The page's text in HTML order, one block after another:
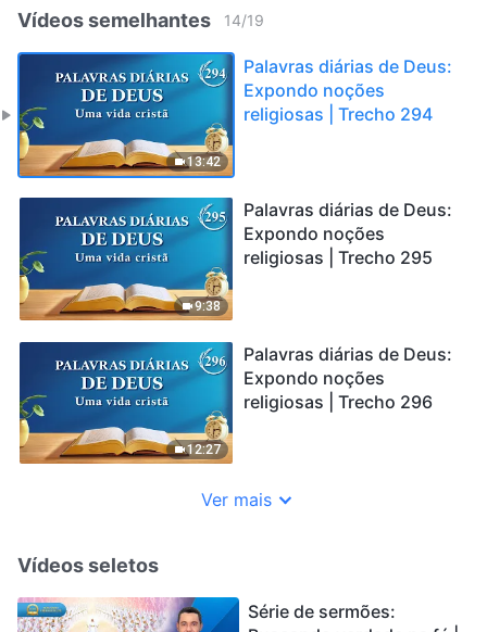
Vídeos semelhantes 14/19
13:42
Palavras diárias de Deus:
Expondo noções
religiosas | Trecho 294
9:38
Palavras diárias de Deus:
Expondo noções
religiosas | Trecho 295
12:27
Palavras diárias de Deus:
Expondo noções
religiosas | Trecho 296
Ver mais
Vídeos seletos
Série de sermões: